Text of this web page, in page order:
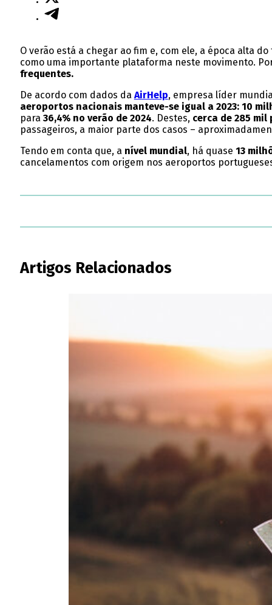
O verão está a chegar ao fim e, com ele, a época alta
como uma importante plataforma neste movimento.
frequentes.
De acordo com dados da AirHelp, empresa líder
aeroportos nacionais manteve-se igual a 2023: 10
para 36,4% no verão de 2024. Destes, cerca de 285
passageiros, a maior parte dos casos –
Tendo em conta que, a nível mundial, há quase 13
cancelamentos com origem nos aeroportos
Artigos Relacionados